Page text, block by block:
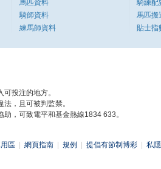
馬匹資料
騎師資料
練馬師資料
騎練配
馬匹搬
貼士指
投注的地方。
，且可被判監禁。
，可致電平和基金熱線1834 633。
區 網頁指南 規例 提倡有節制博彩 私